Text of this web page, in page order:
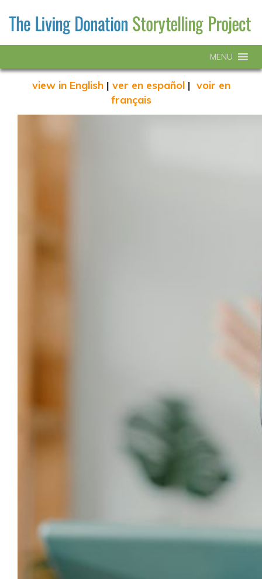
MENU
view in English| ver en español| voir en
français